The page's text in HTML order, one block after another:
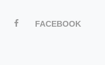
FACEBOOK